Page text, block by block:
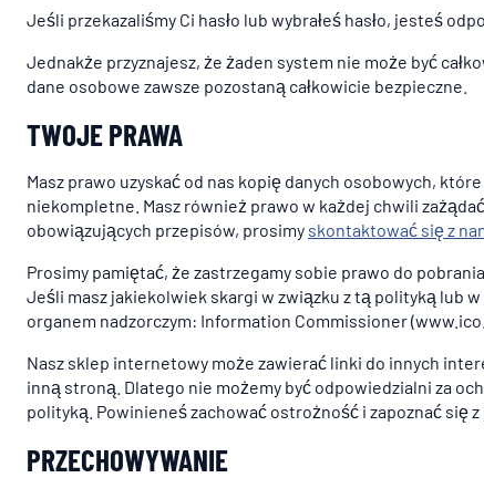
Jeśli przekazaliśmy Ci hasło lub wybrałeś hasło, jesteś
Jednakże przyznajesz, że żaden system nie może być
dane osobowe zawsze pozostaną całkowicie bezpieczne.
TWOJE PRAWA
Masz prawo uzyskać od nas kopię danych osobowych,
niekompletne. Masz również prawo w każdej chwili
obowiązujących przepisów, prosimy skontaktować się z
Prosimy pamiętać, że zastrzegamy sobie prawo do
Jeśli masz jakiekolwiek skargi w związku z tą polityką lub
organem nadzorczym: Information Commissioner
Nasz sklep internetowy może zawierać linki do innych
inną stroną. Dlatego nie możemy być odpowiedzialni za
polityką. Powinieneś zachować ostrożność i zapoznać się
PRZECHOWYWANIE